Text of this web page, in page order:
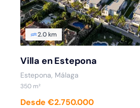
2.0 km
Villa en Estepona
Estepona, Málaga
350 m²
Desde €2.750.000